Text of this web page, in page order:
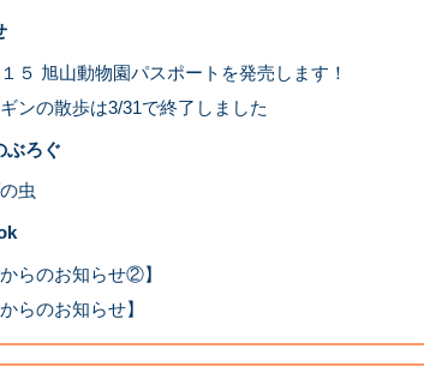
５ 旭山動物園パスポートを発売します！
ンの散歩は3/31で終了しました
ぶろぐ
虫
からのお知らせ②】
からのお知らせ】